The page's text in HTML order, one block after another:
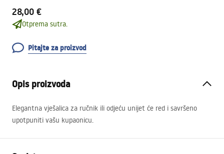
28,00 €
Otprema sutra.
Pitajte za proizvod
Opis proizvoda
Elegantna vješalica za ručnik ili odjeću unijet će red i savršeno
upotpuniti vašu kupaonicu.